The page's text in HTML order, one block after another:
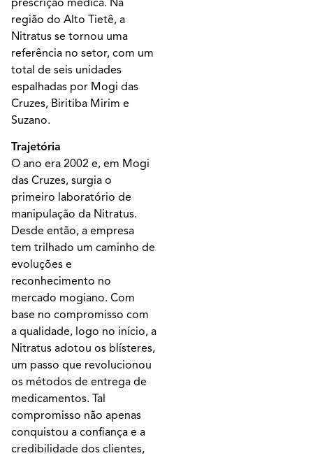
região do Alto Tietê, a
Nitratus se tornou uma
referência no setor, com um
total de seis unidades
espalhadas por Mogi das
Cruzes, Biritiba Mirim e
Suzano.
Trajetória
O ano era 2002 e, em Mogi
das Cruzes, surgia o
primeiro laboratório de
manipulação da Nitratus.
Desde então, a empresa
tem trilhado um caminho de
evoluções e
reconhecimento no
mercado mogiano. Com
base no compromisso com
a qualidade, logo no início, a
Nitratus adotou os blísteres,
um passo que revolucionou
os métodos de entrega de
medicamentos. Tal
compromisso não apenas
conquistou a confiança e a
credibilidade dos clientes,